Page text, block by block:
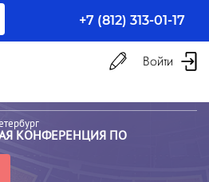
+7 (812) 313-01-17
Войти
КОНФЕРЕНЦИЯ ПО